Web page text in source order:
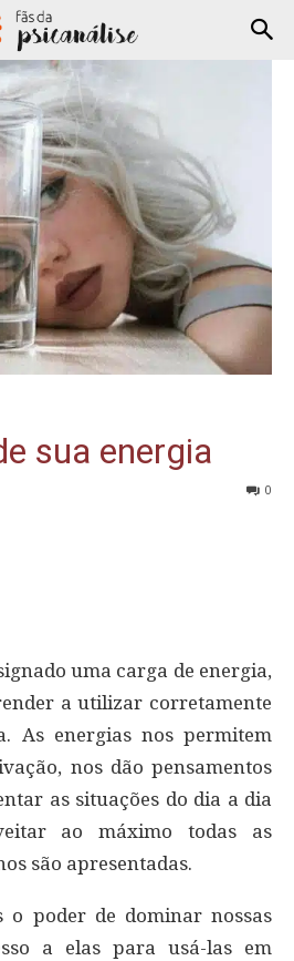
sua energia
0
uma carga de energia,
a utilizar corretamente
As energias nos permitem
nos dão pensamentos
as situações do dia a dia
ao máximo todas as
são apresentadas.
o poder de dominar nossas
a elas para usá-las em